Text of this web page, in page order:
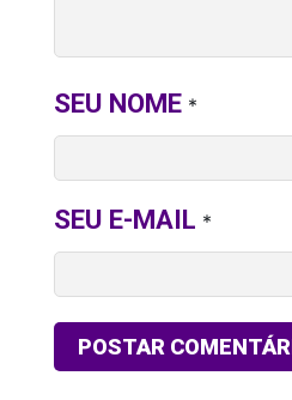
SEU NOME *
SEU E-MAIL *